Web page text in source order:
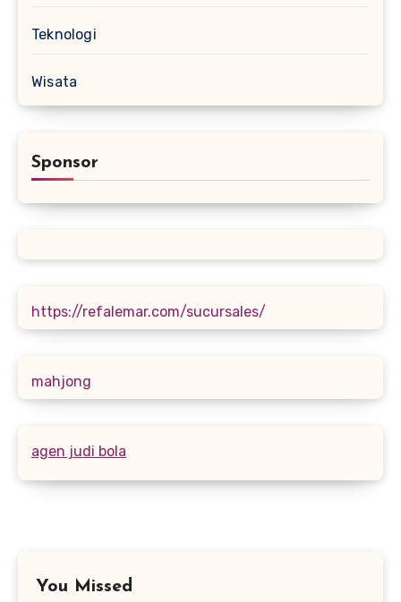
Teknologi
Wisata
Sponsor
https://refalemar.com/sucursales/
mahjong
agen judi bola
You Missed